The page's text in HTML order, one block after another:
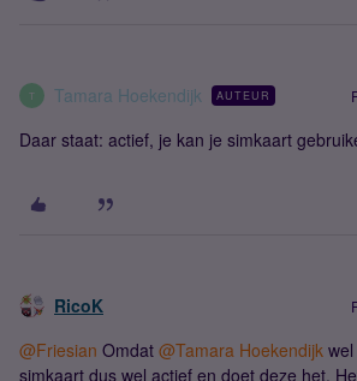
T Tamara Hoekendijk AUTEUR
Daar staat: actief, je kan je simkaart
RicoK
@Friesian Omdat @Tamara Hoekendijk
simkaart dus wel actief en doet deze het.